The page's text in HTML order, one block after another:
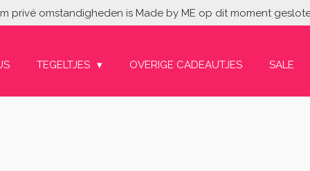
privé omstandigheden is Made by ME op dit moment
TEGELTJES OVERIGE CADEAUTJES SALE